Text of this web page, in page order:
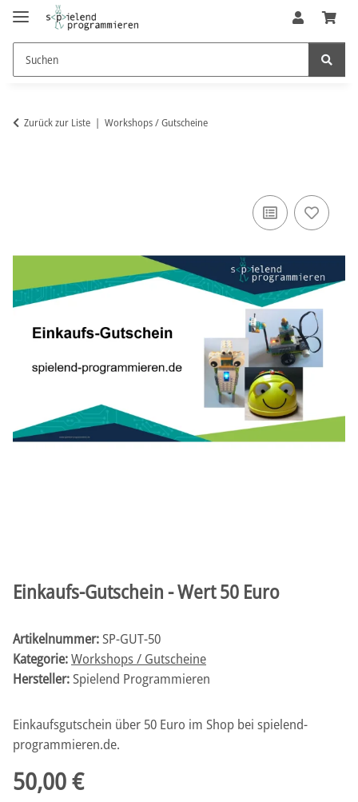
Zurück zur Liste Workshops / Gutscheine
Einkaufs-Gutschein - Wert 50 Euro
Artikelnummer:SP-GUT-50
Kategorie:Workshops / Gutscheine
Hersteller:Spielend Programmieren
Einkaufsgutschein über 50 Euro im Shop bei spielend-
programmieren.de.
50,00 €